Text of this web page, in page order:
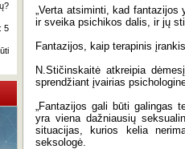
5
„Verta atsiminti, kad
ir sveika psichikos dalis, ir jų
Fantazijos, kaip terapinis įrankis
N.Stičinskaitė atkreipia
sprendžiant įvairias
„Fantazijos gali būti galingas
yra viena dažniausių
situacijas, kurios kelia
seksologė.